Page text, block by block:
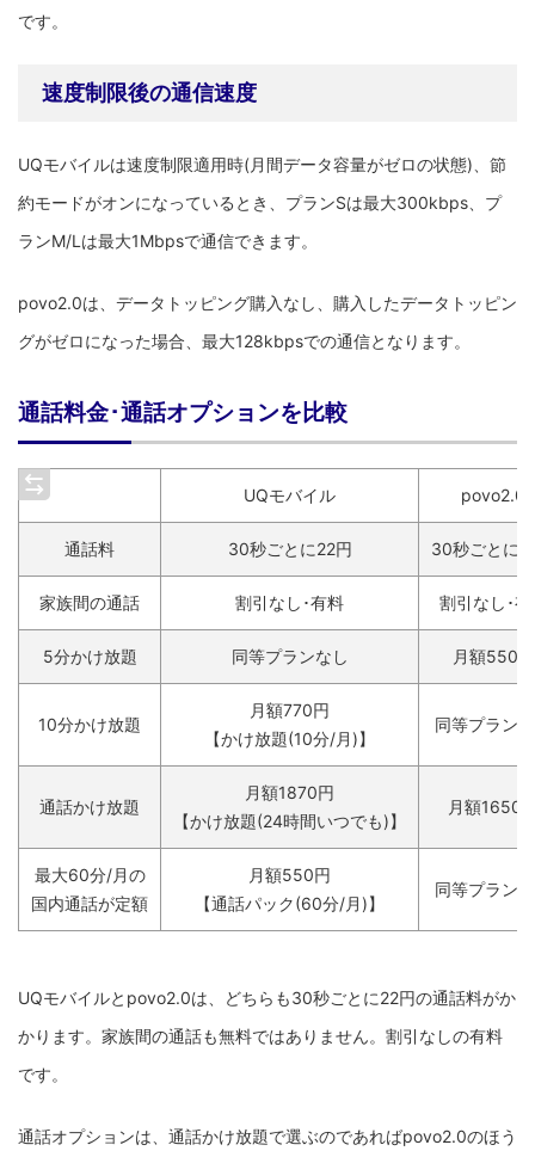
です。
速度制限後の通信速度
UQモバイルは速度制限適用時(月間データ容量がゼロの状態)、節
約モードがオンになっているとき、プランSは最大300kbps、プ
ランM/Lは最大1Mbpsで通信できます。
povo2.0は、データトッピング購入なし、購入したデータトッピン
グがゼロになった場合、最大128kbpsでの通信となります。
通話料金･通話オプションを比較
UQモバイル povo2.0
通話料 30秒ごとに22円 30秒ごとに
家族間の通話 割引なし･有料 割引なし･有
5分かけ放題 同等プランなし 月額550円
10分かけ放題
月額770円
【かけ放題(10分/月)】
同等プラン
通話かけ放題
月額1870円
【かけ放題(24時間いつでも)】
月額1650
最大60分/月の
国内通話が定額
月額550円
【通話パック(60分/月)】
同等プラン
UQモバイルとpovo2.0は、どちらも30秒ごとに22円の通話料がか
かります。家族間の通話も無料ではありません。割引なしの有料
です。
通話オプションは、通話かけ放題で選ぶのであればpovo2.0のほう